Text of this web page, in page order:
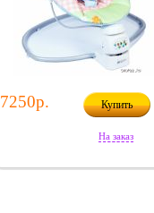
7250р. Купить
На заказ